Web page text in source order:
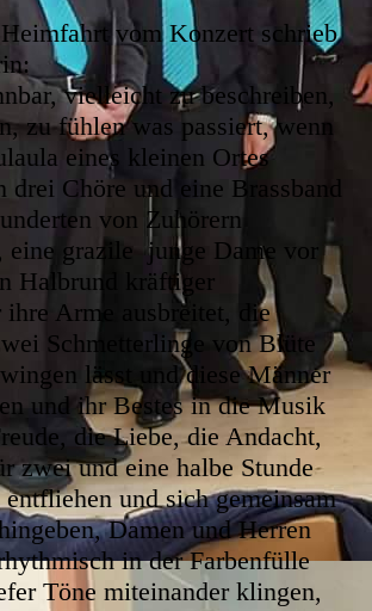
vom Konzert schrieb
vielleicht zu beschreiben,
zu fühlen was passiert, wenn
eines kleinen Ortes
drei Chöre und eine Brassband
von Zuhörern
eine grazile junge Dame vor
Halbrund kräftiger
ihre Arme ausbreitet, die
Schmetterlinge von Blüte
lässt und diese Männer
und ihr Bestes in die Musik
die Liebe, die Andacht,
zwei und eine halbe Stunde
und sich gemeinsam
Damen und Herren
in der Farbenfülle
Töne miteinander klingen,